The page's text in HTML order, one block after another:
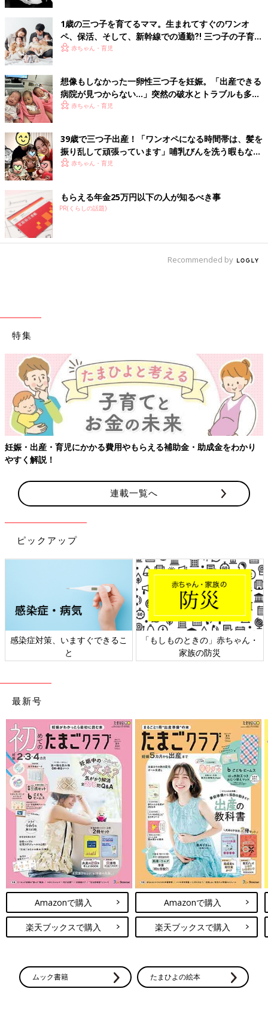
「おうちではいいけど、お外では言わないように！」と常々言い
続けてたのですが、ついつい盛り上がって、悪ふざけ？のノリで
3人で大声で叫んで大はしゃぎしちゃうんですよね～…。お庭で
言うのには本当悩んでいました。
ご近所の方々にはいつも暖かい目で見守っていただいて、本当に
本当にありがたかったのですが、お下品ワードはちょっとどうな
謝る理由を聞いたときのエーのお顔！（笑）
そういえば、小学2年生になって全然お下品ワードを言わなくな
[三つ子まみれな毎日＃112] 三つ子とご
近所さん
こんにちは！宮瀬とまとです。 2012年産まれ
の三つ子のお母さんをしてます！ 三つ子たちと
てんやわんやな毎日を過ごしております♪ 小さ
い子の声、ご近所さんに迷惑になっちゃうので
はないか…！！？？と、とても気になりません
か？？ うちは3人なのでそれはそれは騒がしい
「三つ子まみれな毎日」今までのお話はこちら
[宮瀬とまと]
2012年産まれ三つ子のお母さん。
まさかの初妊娠で三つ子！夫は単身赴任でワンオペ！手も足りな
い目も足りないおっぱいも足りない！さあどうしよう！
まわりに助けてもらいながらなんとか三つ子育児中☆
Twitter
@mitsugobiyori
Instagram
＠mitsugobiyori
BLOGみつご日和
前の話
[三つ子まみれな毎日
＃123] 三つ子と「骨
が折れた」？？
次の話
[三つ子まみれな毎日＃
125] 三つ子とアトピー
1歳の三つ子を育てるママ。生まれてすぐのワンオ
ペ、保活、そして、新幹線での通勤⁈ 三つ子の子育て
のリアル【多胎育児体験談】
赤ちゃん・育児
想像もしなかった一卵性三つ子を妊娠。「出産できる
病院が見つからない…」突然の破水とトラブルも多数
経験！【体験談】
赤ちゃん・育児
39歳で三つ子出産！「ワンオペになる時間帯は、髪を
振り乱して頑張っています」哺乳びんを洗う暇もない
怒涛の育児とは！？【桑子英里アナ・インタビュー】
赤ちゃん・育児
もらえる年金25万円以下の人が知るべき事
PR(くらしの話題)
Recommended by
特集
妊娠・出産・育児にかかる費用やもらえる補助金・助成金をわかり
やすく解説！
連載一覧へ
ピックアップ
感染症対策、いますぐできるこ
と
「もしものときの」赤ちゃん・
家族の防災
最新号
Amazonで購入
楽天ブックスで購入
Amazonで購入
楽天ブックスで購入
ムック書籍 たまひよの絵本